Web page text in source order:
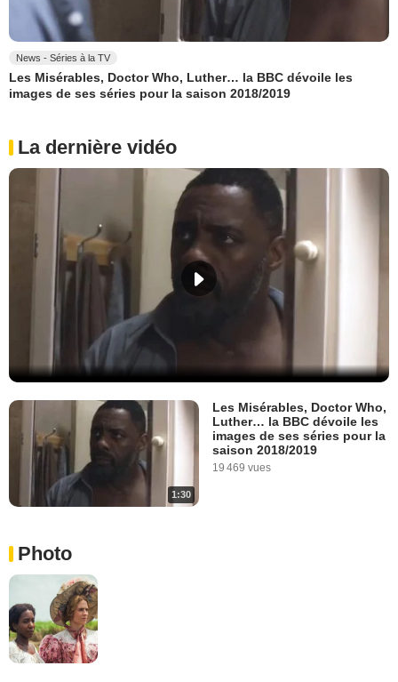
News - Séries à la TV
Les Misérables, Doctor Who, Luther… la BBC dévoile les
images de ses séries pour la saison 2018/2019
La dernière vidéo
1:30
Les Misérables, Doctor Who,
Luther… la BBC dévoile les
images de ses séries pour la
saison 2018/2019
19 469 vues
Photo